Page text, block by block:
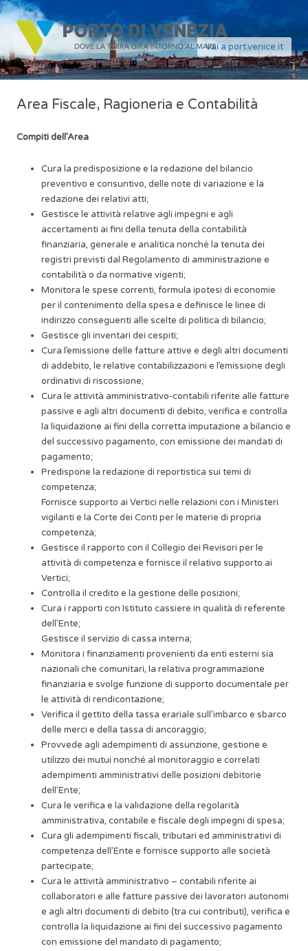
Vai a port.venice.it
Area Fiscale, Ragioneria e Contabilità
Compiti dell’Area
Cura la predisposizione e la redazione del bilancio
preventivo e consuntivo, delle note di variazione e la
redazione dei relativi atti;
Gestisce le attività relative agli impegni e agli
accertamenti ai fini della tenuta della contabilità
finanziaria, generale e analitica nonché la tenuta dei
registri previsti dal Regolamento di amministrazione e
contabilità o da normative vigenti;
Monitora le spese correnti, formula ipotesi di economie
per il contenimento della spesa e definisce le linee di
indirizzo conseguenti alle scelte di politica di bilancio;
Gestisce gli inventari dei cespiti;
Cura l’emissione delle fatture attive e degli altri documenti
di addebito, le relative contabilizzazioni e l’emissione degli
ordinativi di riscossione;
Cura le attività amministrativo-contabili riferite alle fatture
passive e agli altri documenti di debito, verifica e controlla
la liquidazione ai fini della corretta imputazione a bilancio e
del successivo pagamento, con emissione dei mandati di
pagamento;
Predispone la redazione di reportistica sui temi di
competenza;
Fornisce supporto ai Vertici nelle relazioni con i Ministeri
vigilanti e la Corte dei Conti per le materie di propria
competenza;
Gestisce il rapporto con il Collegio dei Revisori per le
attività di competenza e fornisce il relativo supporto ai
Vertici;
Controlla il credito e la gestione delle posizioni;
Cura i rapporti con Istituto cassiere in qualità di referente
dell’Ente;
Gestisce il servizio di cassa interna;
Monitora i finanziamenti provenienti da enti esterni sia
nazionali che comunitari, la relativa programmazione
finanziaria e svolge funzione di supporto documentale per
le attività di rendicontazione;
Verifica il gettito della tassa erariale sull’imbarco e sbarco
delle merci e della tassa di ancoraggio;
Provvede agli adempimenti di assunzione, gestione e
utilizzo dei mutui nonché al monitoraggio e correlati
adempimenti amministrativi delle posizioni debitorie
dell’Ente;
Cura le verifica e la validazione della regolarità
amministrativa, contabile e fiscale degli impegni di spesa;
Cura gli adempimenti fiscali, tributari ed amministrativi di
competenza dell’Ente e fornisce supporto alle società
partecipate;
Cura le attività amministrativo – contabili riferite ai
collaboratori e alle fatture passive dei lavoratori autonomi
e agli altri documenti di debito (tra cui contributi), verifica e
controlla la liquidazione ai fini del successivo pagamento
con emissione del mandato di pagamento;